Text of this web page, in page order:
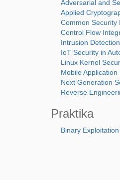
Adversarial and
Applied
Common Security
Control Flow
Intrusion
IoT Security in
Linux Kernel
Mobile Application
Next Generation
Reverse
Praktika
Binary Exploitation